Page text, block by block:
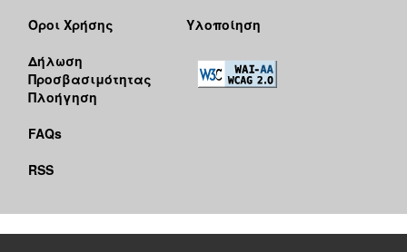
Όροι Χρήσης
Δήλωση
Προσβασιμότητας
Πλοήγηση
FAQs
RSS
Υλοποίηση